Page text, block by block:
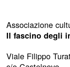
Associazione
Il fascino degli
Viale Filippo